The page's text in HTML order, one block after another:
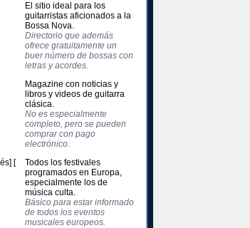
El sitio ideal para los
guitarristas aficionados a la
Bossa Nova.
Directorio que además
ofrece gratuitamente un
buer número de bossas con
letras y acordes.
Magazine con noticias y
libros y videos de guitarra
clásica.
No es especialmente
completo, pero se pueden
comprar con pago
electrónico.
] [
Todos los festivales
programados en Europa,
especialmente los de
música culta.
Básico para estar informado
de todos los eventos
musicales europeos.